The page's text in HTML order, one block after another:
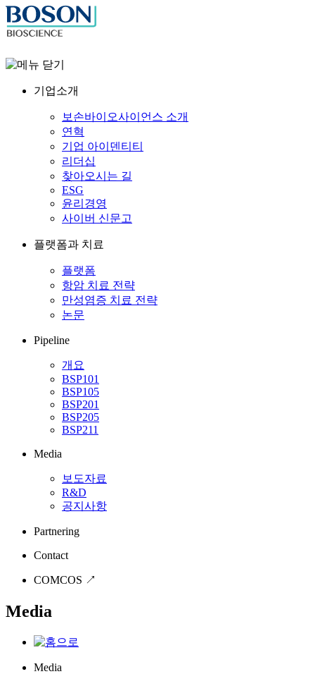
기업소개
보손바이오사이언스 소개
연혁
기업 아이덴티티
리더십
찾아오시는 길
ESG
윤리경영
사이버 신문고
플랫폼과 치료
플랫폼
항암 치료 전략
만성염증 치료 전략
논문
Pipeline
개요
BSP101
BSP105
BSP201
BSP205
BSP211
Media
보도자료
R&D
공지사항
Partnering
Contact
COMCOS ↗
Media
Media